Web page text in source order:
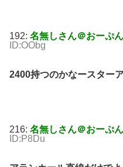
192: 名無しさん＠おーぷん
ID:OObg
2400持つのかなースター
216: 名無しさん＠おーぷん
ID:P8Du